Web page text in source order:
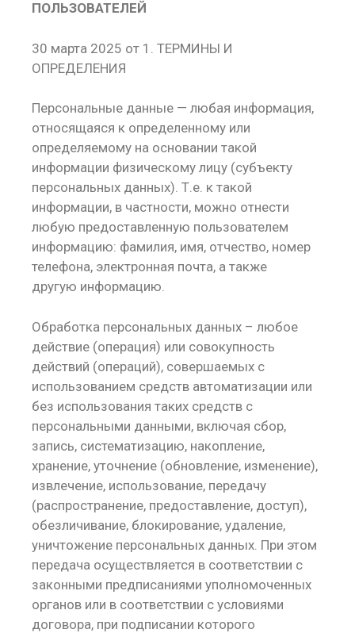
ПОЛЬЗОВАТЕЛЕЙ
30 марта 2025 от 1. ТЕРМИНЫ И
ОПРЕДЕЛЕНИЯ
Персональные данные — любая информация,
относящаяся к определенному или
определяемому на основании такой
информации физическому лицу (субъекту
персональных данных). Т.е. к такой
информации, в частности, можно отнести
любую предоставленную пользователем
информацию: фамилия, имя, отчество, номер
телефона, электронная почта, а также
другую информацию.
Обработка персональных данных – любое
действие (операция) или совокупность
действий (операций), совершаемых с
использованием средств автоматизации или
без использования таких средств с
персональными данными, включая сбор,
запись, систематизацию, накопление,
хранение, уточнение (обновление, изменение),
извлечение, использование, передачу
(распространение, предоставление, доступ),
обезличивание, блокирование, удаление,
уничтожение персональных данных. При этом
передача осуществляется в соответствии с
законными предписаниями уполномоченных
органов или в соответствии с условиями
договора, при подписании которого